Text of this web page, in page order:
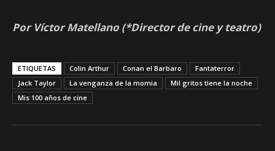
Por Víctor Matellano (*Director de cine y teatro)
ETIQUETAS Colin Arthur Conan el Barbaro
Fantaterror
Jack Taylor
La venganza de la momia
Mil gritos tiene la noche
Mis 100 años de cine